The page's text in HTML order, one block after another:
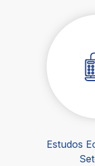
Estudos